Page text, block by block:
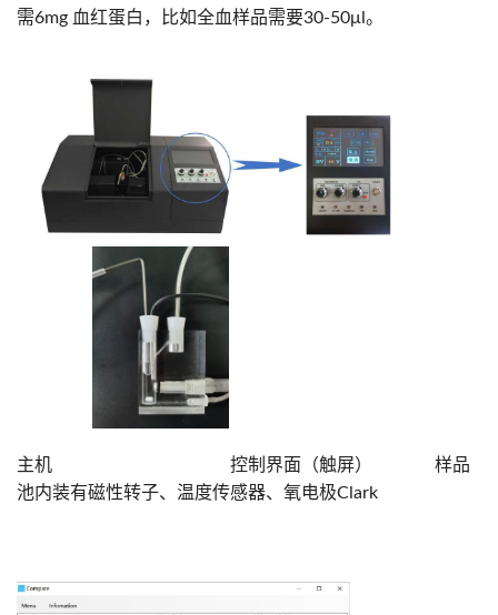
需6mg 血红蛋白，比如全血样品需要30-50μl。
主机 控制界面（触屏） 样品
池内装有磁性转子、温度传感器、氧电极Clark